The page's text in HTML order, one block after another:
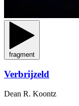
fragment
Verbrijzeld
Dean R. Koontz